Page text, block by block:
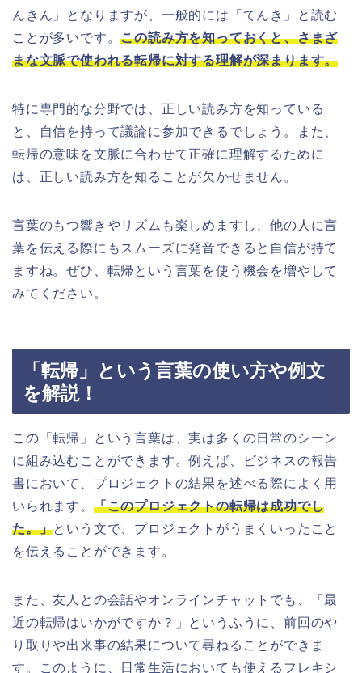
んきん」となりますが、一般的には「てんき」と読む
ことが多いです。この読み方を知っておくと、さまざ
まな文脈で使われる転帰に対する理解が深まります。
特に専門的な分野では、正しい読み方を知っている
と、自信を持って議論に参加できるでしょう。また、
転帰の意味を文脈に合わせて正確に理解するために
は、正しい読み方を知ることが欠かせません。
言葉のもつ響きやリズムも楽しめますし、他の人に言
葉を伝える際にもスムーズに発音できると自信が持て
ますね。ぜひ、転帰という言葉を使う機会を増やして
みてください。
「転帰」という言葉の使い方や例文
を解説！
この「転帰」という言葉は、実は多くの日常のシーン
に組み込むことができます。例えば、ビジネスの報告
書において、プロジェクトの結果を述べる際によく用
いられます。 「このプロジェクトの転帰は成功でし
た。」という文で、プロジェクトがうまくいったこと
を伝えることができます。
また、友人との会話やオンラインチャットでも、「最
近の転帰はいかがですか？」というふうに、前回のや
り取りや出来事の結果について尋ねることができま
す。このように、日常生活においても使えるフレキシ